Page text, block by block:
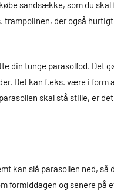
sandsække, som du skal
der også
din tunge parasolfod. Det
Det kan f.eks. være i form
skal stå stille, er
kan slå parasollen ned, så
formiddagen og senere på